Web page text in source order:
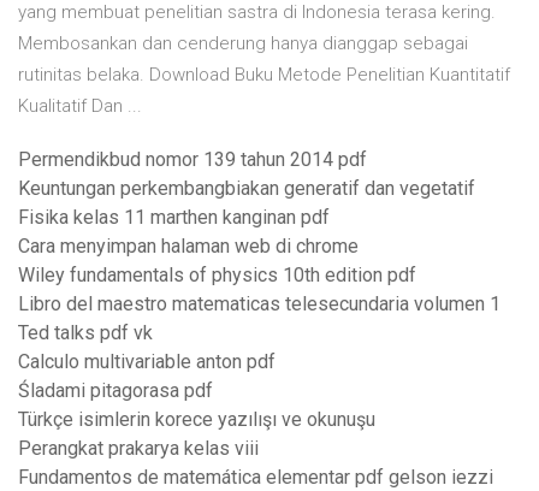
yang membuat penelitian sastra di Indonesia terasa kering.
Membosankan dan cenderung hanya dianggap sebagai
rutinitas belaka. Download Buku Metode Penelitian Kuantitatif
Kualitatif Dan ...
Permendikbud nomor 139 tahun 2014 pdf
Keuntungan perkembangbiakan generatif dan vegetatif
Fisika kelas 11 marthen kanginan pdf
Cara menyimpan halaman web di chrome
Wiley fundamentals of physics 10th edition pdf
Libro del maestro matematicas telesecundaria volumen 1
Ted talks pdf vk
Calculo multivariable anton pdf
Śladami pitagorasa pdf
Türkçe isimlerin korece yazılışı ve okunuşu
Perangkat prakarya kelas viii
Fundamentos de matemática elementar pdf gelson iezzi